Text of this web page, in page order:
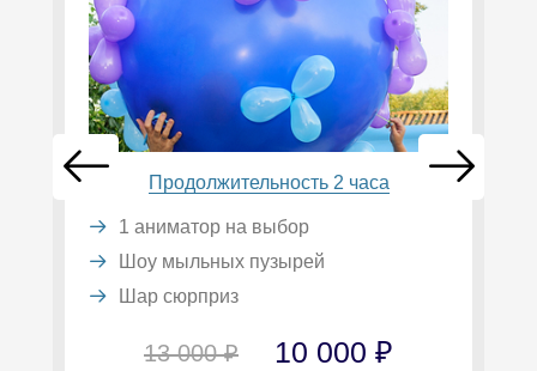
Продолжительность 2 часа
1 аниматор на выбор
Шоу мыльных пузырей
Шар сюрприз
13 000 ₽ 10 000 ₽